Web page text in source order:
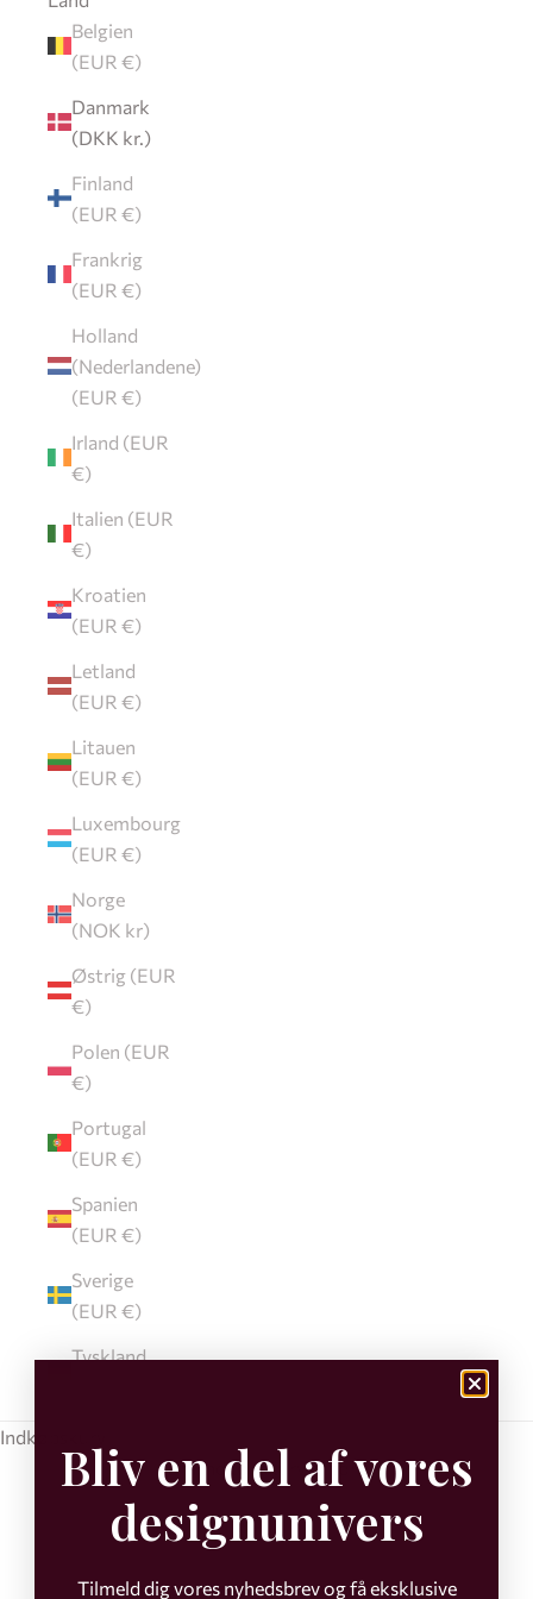
Belgien
(EUR €)
Danmark
(DKK kr.)
Finland
(EUR €)
Frankrig
(EUR €)
Holland
(Nederlandene)
(EUR €)
Irland (EUR
€)
Italien (EUR
€)
Kroatien
(EUR €)
Letland
(EUR €)
Litauen
(EUR €)
Luxembourg
(EUR €)
Norge
(NOK kr)
Østrig (EUR
€)
Polen (EUR
€)
Portugal
(EUR €)
Spanien
(EUR €)
Sverige
(EUR €)
Tyskland
Indkøbskurv
Din indkøbskurv er tom
Hvide puder
Bliv en del af vores
designunivers
Tilmeld dig vores nyhedsbrev og få eksklusive